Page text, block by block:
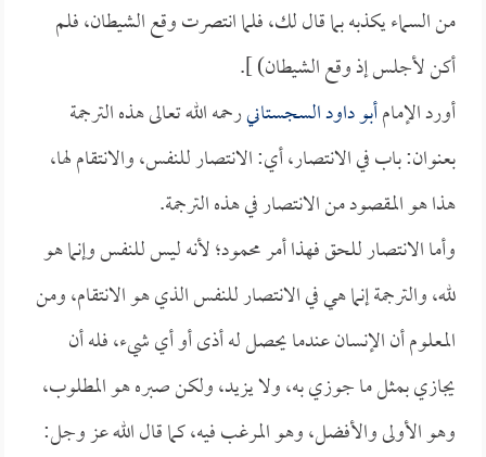
من السماء يكذبه بما قال لك، فلما انتصرت وقع الشيطان، فلم
أكن لأجلس إذ وقع الشيطان) ].
أورد الإمامأبو داود السجستانيرحمه الله تعالى هذه الترجمة
بعنوان: باب في الانتصار، أي: الانتصار للنفس، والانتقام لها،
هذا هو المقصود من الانتصار في هذه الترجمة.
وأما الانتصار للحق فهذا أمر محمود؛ لأنه ليس للنفس وإنما هو
لله، والترجمة إنما هي في الانتصار للنفس الذي هو الانتقام، ومن
المعلوم أن الإنسان عندما يحصل له أذى أو أي شيء، فله أن
يجازي بمثل ما جوزي به، ولا يزيد، ولكن صبره هو المطلوب،
وهو الأولى والأفضل، وهو المرغب فيه، كما قال الله عز وجل: